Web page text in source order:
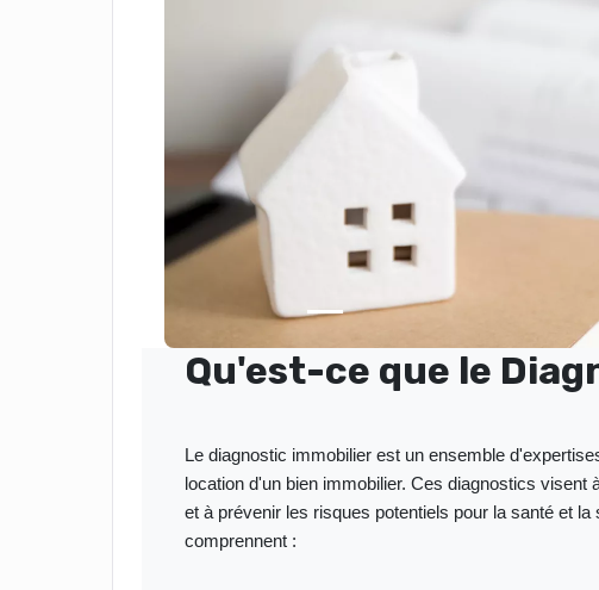
Qu'est-ce que le
Le diagnostic immobilier est un ensemble
location d'un bien immobilier. Ces diagnostics
et à prévenir les risques potentiels pour la santé et
comprennent :